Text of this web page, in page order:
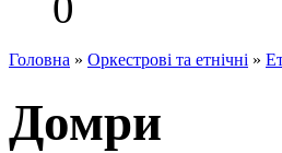
Головна » Оркестрові та етнічні »
Домри